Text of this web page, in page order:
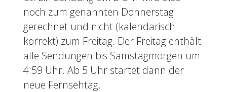
noch zum genannten Donnerstag
gerechnet und nicht (kalendarisch
korrekt) zum Freitag. Der Freitag enthält
alle Sendungen bis Samstagmorgen um
4:59 Uhr. Ab 5 Uhr startet dann der
neue Fernsehtag.